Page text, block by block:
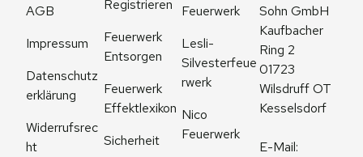
AGB
Impressum
Datenschutz
erklärung
Widerrufsrec
ht
Registrieren
Feuerwerk
Entsorgen
Feuerwerk
Effektlexikon
Sicherheit
Feuerwerk
Lesli-
Silvesterfeue
rwerk
Nico
Feuerwerk
Sohn GmbH
Kaufbacher
Ring 2
01723
Wilsdruff OT
Kesselsdorf